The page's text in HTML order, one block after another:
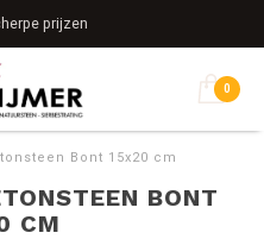
prijzen
0
Bont 15x20 cm
BONT
CM